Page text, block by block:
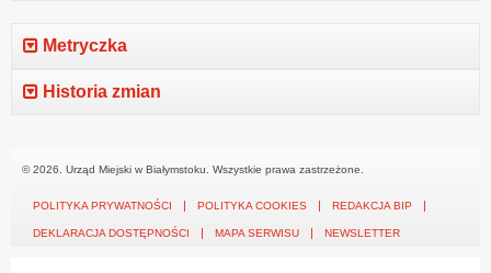
Metryczka
Historia zmian
© 2026. Urząd Miejski w Białymstoku. Wszystkie prawa zastrzeżone.
POLITYKA PRYWATNOŚCI POLITYKA COOKIES REDAKCJA BIP
DEKLARACJA DOSTĘPNOŚCI MAPA SERWISU NEWSLETTER